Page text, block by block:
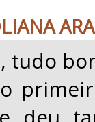
tudo